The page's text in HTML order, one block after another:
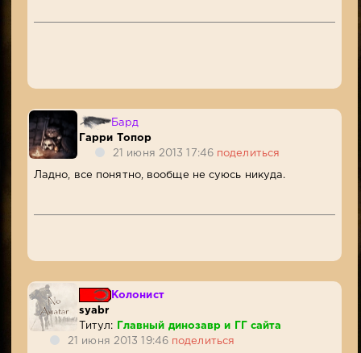
Бард
Гарри Топор
21 июня 2013 17:46 поделиться
Ладно, все понятно, вообще не суюсь никуда.
Колонист
syabr
Титул:
Главный динозавр и ГГ сайта
21 июня 2013 19:46 поделиться